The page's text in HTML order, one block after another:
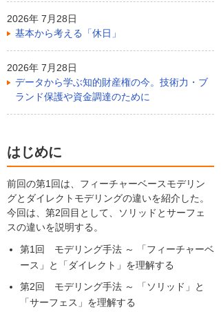
2026年 7月28日
基本から考える「休日」
2026年 7月28日
データから学ぶ知的財産権の今。技術力・ブ
ランド保護や資金調達のために
はじめに
前回の第1回は、フィーチャーベースモデリン
グとダイレクトモデリングの違いを紹介した。
今回は、第2回目として、ソリッドとサーフェ
スの違いを説明する。
第1回 モデリング手法 ～ 「フィーチャーベ
ース」と「ダイレクト」を理解する
第2回 モデリング手法 ～ 「ソリッド」と
「サーフェス」を理解する